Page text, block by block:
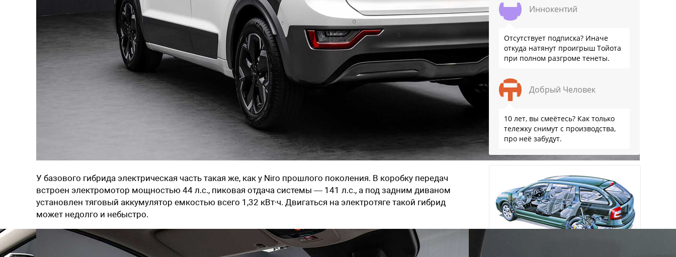
У базового гибрида электрическая часть такая же, как у Niro прошлого поколения. В коробку передач
встроен электромотор мощностью 44 л.с., пиковая отдача системы — 141 л.с., а под задним диваном
установлен тяговый аккумулятор емкостью всего 1,32 кВт∙ч. Двигаться на электротяге такой гибрид
может недолго и небыстро.
Иннокентий
Отсутствует подписка? Иначе
откуда натянут проигрыш Тойота
при полном разгроме тенеты.
Добрый Человек
10 лет, вы смеётесь? Как только
тележку снимут с производства,
про неё забудут.